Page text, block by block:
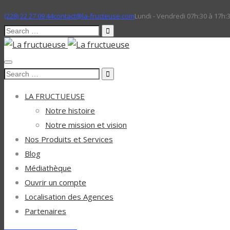
(228) 22 27 09 44contact@la-fructeuse.comLundi - Vendredi 07h:30 à
Search
for:
Search
LA FRUCTUEUSE
Notre histoire
Notre mission et vision
Nos Produits et Services
Blog
Médiathèque
Ouvrir un compte
Localisation des Agences
Partenaires